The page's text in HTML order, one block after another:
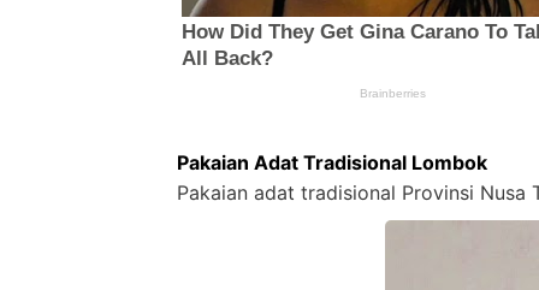
Pakaian Adat Tradisional Lombok
Pakaian adat tradisional Provinsi Nusa